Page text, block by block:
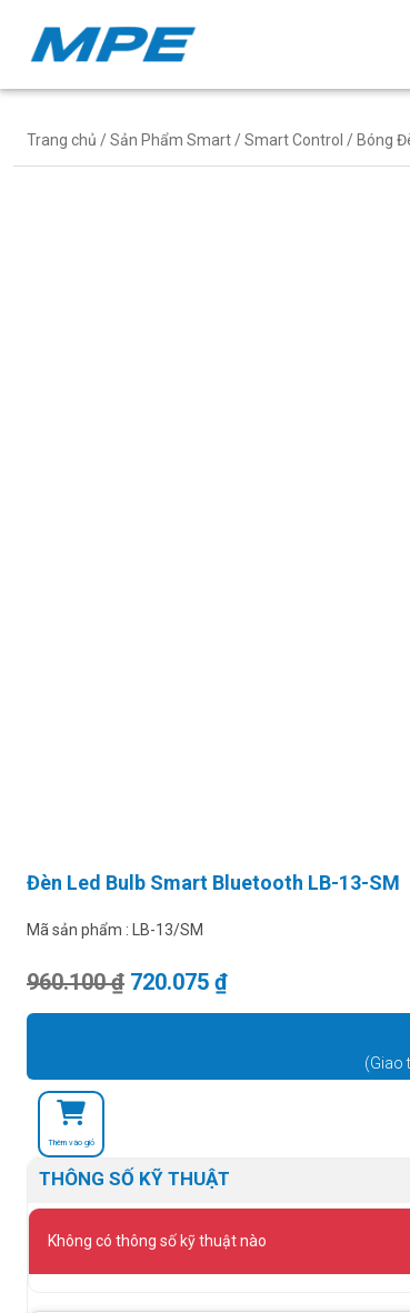
Trang chủ /Sản Phẩm Smart /Smart Control / Bóng
Đèn Led Bulb Smart Bluetooth LB-13-SM
Mã sản phẩm : LB-13/SM
960.100₫ Giá gốc là: 960.100 ₫.
720.075 ₫Giá hiện tại là:
(Giao
Thêm vào giỏ
THÔNG SỐ KỸ THUẬT
Không có thông số kỹ thuật nào